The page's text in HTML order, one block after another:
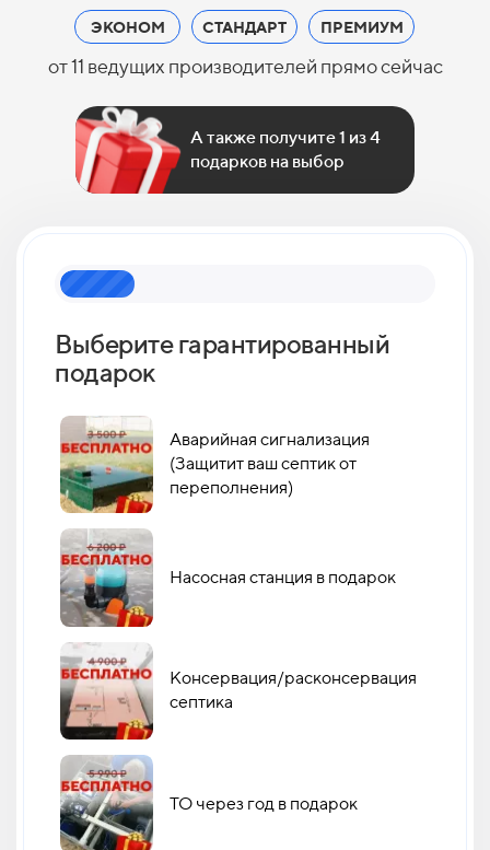
ЭКОНОМ СТАНДАРТ ПРЕМИУМ
от 11 ведущих производителей прямо сейчас
А также получите 1 из 4
подарков на выбор
Выберите гарантированный
подарок
Аварийная сигнализация
(Защитит ваш септик от
переполнения)
Насосная станция в подарок
Консервация/расконсервация
септика
ТО через год в подарок